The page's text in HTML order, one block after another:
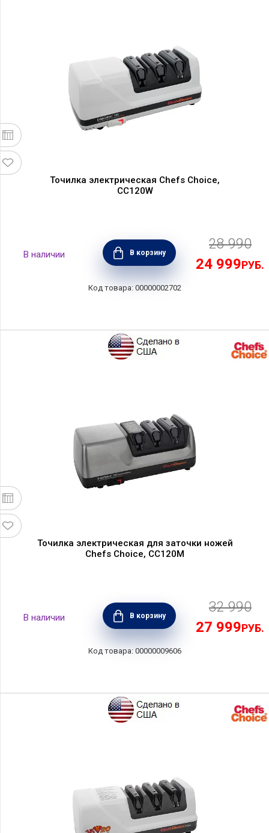
Точилка электрическая Chefs Choice,
CC120W
В корзину
28 990
24 999РУБ.
00000002702
Точилка электрическая для заточки ножей
Chefs Choice, CC120M
В корзину
32 990
27 999РУБ.
00000009606